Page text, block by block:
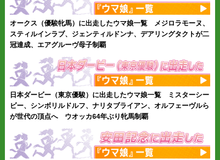
オークス（優駿牝馬）に出走したウマ娘一覧 メジロラモーヌ、
スティルインラブ、ジェンティルドンナ、デアリングタクトが二
冠達成、エアグルーヴ母子制覇
日本ダービー（東京優駿）に出走したウマ娘一覧 ミスターシー
ビー、シンボリルドルフ、ナリタブライアン、オルフェーヴルら
が世代の頂点へ ウオッカ64年ぶり牝馬制覇